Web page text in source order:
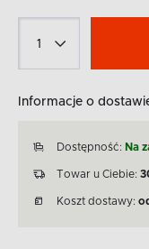
Informacje o
Dostępność: Na
Towar u Ciebie:
Koszt dostawy: